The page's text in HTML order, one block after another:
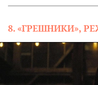
8. «ГРЕШНИКИ»,